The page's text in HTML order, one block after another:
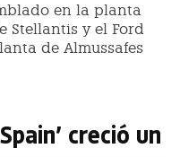
en la planta
Stellantis y el Ford
de Almussafes
creció un